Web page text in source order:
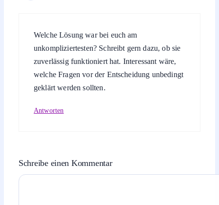
Welche Lösung war bei euch am
unkompliziertesten? Schreibt gern dazu, ob sie
zuverlässig funktioniert hat. Interessant wäre,
welche Fragen vor der Entscheidung unbedingt
geklärt werden sollten.
Antworten
Schreibe einen Kommentar
Kommentar